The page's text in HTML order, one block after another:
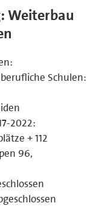
Weiterbau
Schulen:
2022:
+ 112
96,